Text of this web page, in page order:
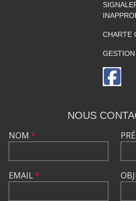
CHARTE
NOUS
NOM *
EMAIL*